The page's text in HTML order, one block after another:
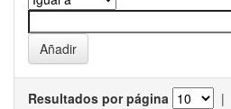
Resultados por página |